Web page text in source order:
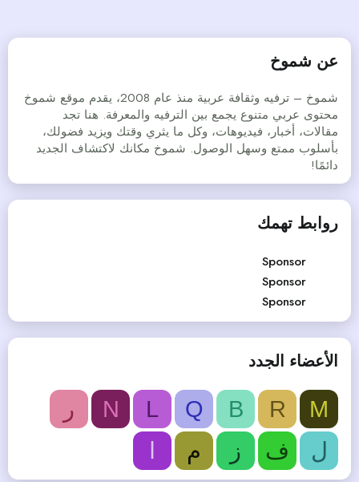
عن شموخ
شموخ – ترفيه وثقافة عربية منذ عام 2008، يقدم موقع شموخ
محتوى عربي متنوع يجمع بين الترفيه والمعرفة. هنا تجد
مقالات، أخبار، فيديوهات، وكل ما يثري وقتك ويزيد فضولك،
بأسلوب ممتع وسهل الوصول. شموخ مكانك لاكتشاف الجديد
دائمًا!
روابط تهمك
Sponsor
Sponsor
Sponsor
الأعضاء الجدد
M
R
B
Q
L
N
ر
ل
ف ز م